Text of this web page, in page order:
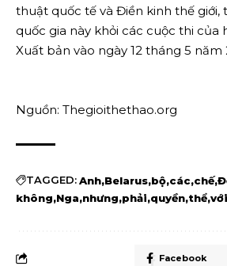
thuật quốc tế và Điền kinh thế giới,
quốc gia này khỏi các cuộc thi của
Xuất bản vào ngày 12 tháng 5 năm
Nguồn: Thegioithethao.org
TAGGED:Anh Belarus bộ các chế
không Nga nhưng phải quyền thể với
Facebook